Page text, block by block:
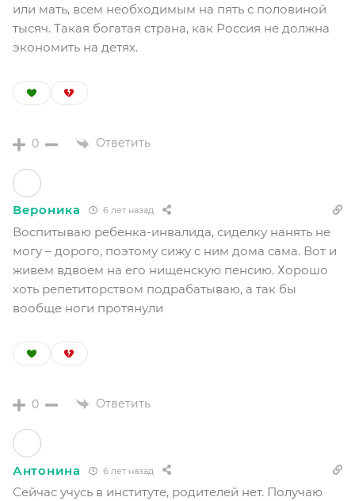
или мать, всем необходимым на пять с половиной
тысяч. Такая богатая страна, как Россия не должна
экономить на детях.
0 Ответить
Вероника 6 лет назад
Воспитываю ребенка-инвалида, сиделку нанять не
могу – дорого, поэтому сижу с ним дома сама. Вот и
живем вдвоем на его нищенскую пенсию. Хорошо
хоть репетиторством подрабатываю, а так бы
вообще ноги протянули
0 Ответить
Антонина 6 лет назад
Сейчас учусь в институте, родителей нет. Получаю